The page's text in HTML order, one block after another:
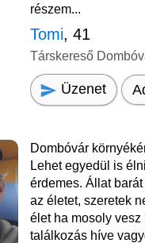
részem...
Tomi, 41
Társkereső
Üzenet
Dombóvár
Lehet egyedül is
érdemes. Állat
az életet, szeretek
élet ha mosoly vesz
találkozás híve